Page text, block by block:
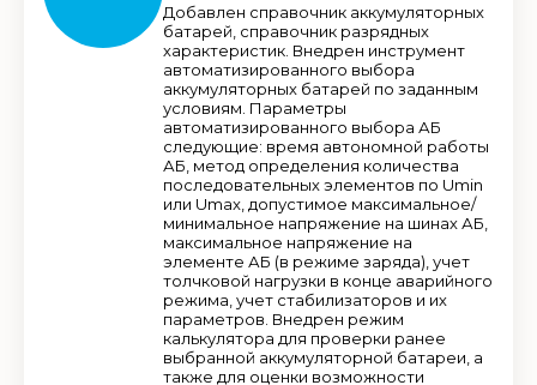
Добавлен справочник аккумуляторных
батарей, справочник разрядных
характеристик. Внедрен инструмент
автоматизированного выбора
аккумуляторных батарей по заданным
условиям. Параметры
автоматизированного выбора АБ
следующие: время автономной работы
АБ, метод определения количества
последовательных элементов по Umin
или Umax, допустимое максимальное/
минимальное напряжение на шинах АБ,
максимальное напряжение на
элементе АБ (в режиме заряда), учет
толчковой нагрузки в конце аварийного
режима, учет стабилизаторов и их
параметров. Внедрен режим
калькулятора для проверки ранее
выбранной аккумуляторной батареи, а
также для оценки возможности